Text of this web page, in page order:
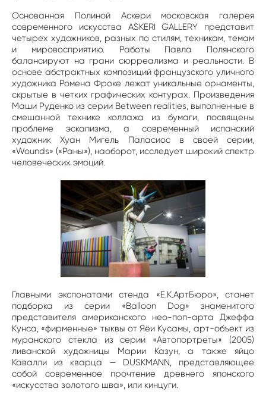
Основанная Полиной Аскери московская галерея
современного искусства ASKERI GALLERY представит
четырех художников, разных по стилям, техникам, темам
и мировосприятию. Работы Павла Полянского
балансируют на грани сюрреализма и реальности. В
основе абстрактных композиций французского уличного
художника Ромена Фроке лежат уникальные орнаменты,
скрытые в четких графических контурах. Произведения
Маши Руденко из серии Between realities, выполненные в
смешанной технике коллажа из бумаги, посвящены
проблеме эскапизма, а современный испанский
художник Хуан Мигель Паласиос в своей серии,
«Wounds» («Раны»), наоборот, исследует широкий спектр
человеческих эмоций.
Главными экспонатами стенда «Е.К.АртБюро», станет
подборка из серии «Balloon Dog» знаменитого
представителя американского нео-поп-арта Джеффа
Кунса, «фирменные» тыквы от Яёи Кусамы, арт-объект из
муранского стекла из серии «Автопортреты» (2005)
ливанской художницы Марии Казун, а также яйцо
Кавалли из кварца — DUSKMANN, представляющее
собой современное прочтение древнего японского
«искусства золотого шва», или кинцуги.